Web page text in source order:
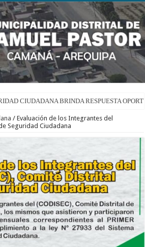
CIUDADANA BRINDA RESPUESTA
/ Evaluación de los Integrantes del
Seguridad Ciudadana